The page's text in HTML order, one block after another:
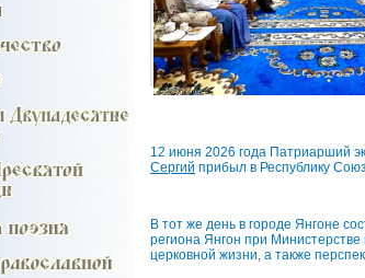
12 июня 2026 года Патриарший
Сергий прибыл в Республику
В тот же день в городе Янгоне
региона Янгон при
церковной жизни, а также